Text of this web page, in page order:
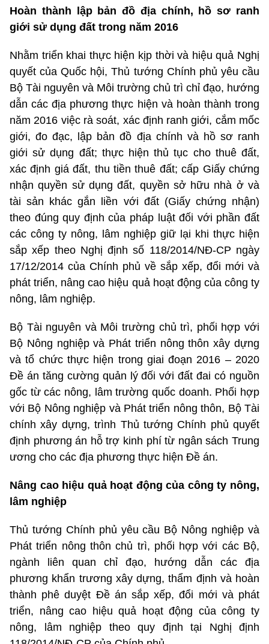
Hoàn thành lập bản đồ địa chính, hồ sơ ranh
giới sử dụng đất trong năm 2016
Nhằm triển khai thực hiện kịp thời và hiệu quả Nghị
quyết của Quốc hội, Thủ tướng Chính phủ yêu cầu
Bộ Tài nguyên và Môi trường chủ trì chỉ đạo, hướng
dẫn các địa phương thực hiện và hoàn thành trong
năm 2016 việc rà soát, xác định ranh giới, cắm mốc
giới, đo đạc, lập bản đồ địa chính và hồ sơ ranh
giới sử dụng đất; thực hiện thủ tục cho thuê đất,
xác định giá đất, thu tiền thuê đất; cấp Giấy chứng
nhận quyền sử dụng đất, quyền sở hữu nhà ở và
tài sản khác gắn liền với đất (Giấy chứng nhận)
theo đúng quy định của pháp luật đối với phần đất
các công ty nông, lâm nghiệp giữ lại khi thực hiện
sắp xếp theo Nghị định số 118/2014/NĐ-CP ngày
17/12/2014 của Chính phủ về sắp xếp, đổi mới và
phát triển, nâng cao hiệu quả hoạt động của công ty
nông, lâm nghiệp.
Bộ Tài nguyên và Môi trường chủ trì, phối hợp với
Bộ Nông nghiệp và Phát triển nông thôn xây dựng
và tổ chức thực hiện trong giai đoạn 2016 – 2020
Đề án tăng cường quản lý đối với đất đai có nguồn
gốc từ các nông, lâm trường quốc doanh. Phối hợp
với Bộ Nông nghiệp và Phát triển nông thôn, Bộ Tài
chính xây dựng, trình Thủ tướng Chính phủ quyết
định phương án hỗ trợ kinh phí từ ngân sách Trung
ương cho các địa phương thực hiện Đề án.
Nâng cao hiệu quả hoạt động của công ty nông,
lâm nghiệp
Thủ tướng Chính phủ yêu cầu Bộ Nông nghiệp và
Phát triển nông thôn chủ trì, phối hợp với các Bộ,
ngành liên quan chỉ đạo, hướng dẫn các địa
phương khẩn trương xây dựng, thẩm định và hoàn
thành phê duyệt Đề án sắp xếp, đổi mới và phát
triển, nâng cao hiệu quả hoạt động của công ty
nông, lâm nghiệp theo quy định tại Nghị định